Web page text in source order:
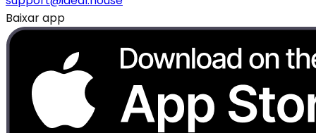
Baixar app